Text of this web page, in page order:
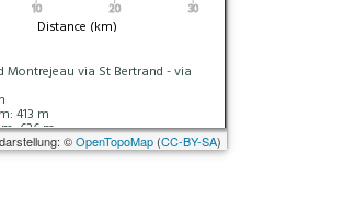
©OpenTopoMap (CC-BY-SA)
10 20 30
Distance (km)
Montrejeau via St Bertrand - via
413 m
626 m
229 m
:363 m